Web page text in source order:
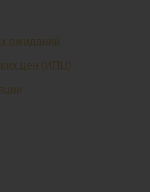
ожиданий
цен (ИПЦ)